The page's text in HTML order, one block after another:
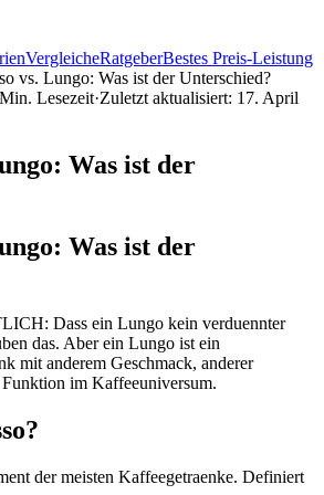
VergleicheRatgeberBestes Preis-Leistung
vs. Lungo: Was ist der Unterschied?
Min. Lesezeit·Zuletzt aktualisiert: 17. April
Was ist der
Was ist der
Dass ein Lungo kein verduennter
das. Aber ein Lungo ist ein
mit anderem Geschmack, anderer
im Kaffeeuniversum.
der meisten Kaffeegetraenke. Definiert